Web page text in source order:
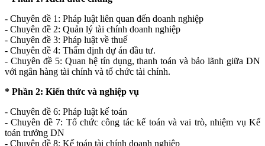
- Chuyên đề 1: Pháp luật liên quan đến doanh nghiệp
- Chuyên đề 2: Quản lý tài chính doanh nghiệp
- Chuyên đề 3: Pháp luật về thuế
- Chuyên đề 4: Thẩm định dự án đầu tư.
- Chuyên đề 5: Quan hệ tín dụng, thanh toán và bảo lãnh giữa DN
với ngân hàng tài chính và tổ chức tài chính.
* Phần 2: Kiến thức và nghiệp vụ
- Chuyên đề 6: Pháp luật kế toán
- Chuyên đề 7: Tổ chức công tác kế toán và vai trò, nhiệm vụ Kế
toán trưởng DN
- Chuyên đề 8: Kế toán tài chính doanh nghiệp